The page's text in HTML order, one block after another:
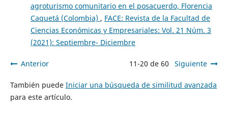
agroturismo comunitario en el posacuerdo, Florencia
Caquetá (Colombia) , FACE: Revista de la Facultad de
Ciencias Económicas y Empresariales: Vol. 21 Núm. 3
(2021): Septiembre- Diciembre
Anterior 11-20 de 60 Siguiente
También puede Iniciar una búsqueda de similitud avanzada
para este artículo.